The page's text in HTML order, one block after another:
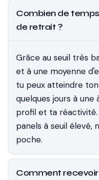
Combien de
de retrait ?
Grâce au seuil très
et à une moyenne
tu peux atteindre
quelques jours à une
profil et ta réactivité.
panels à seuil élevé,
poche.
Comment recevoir